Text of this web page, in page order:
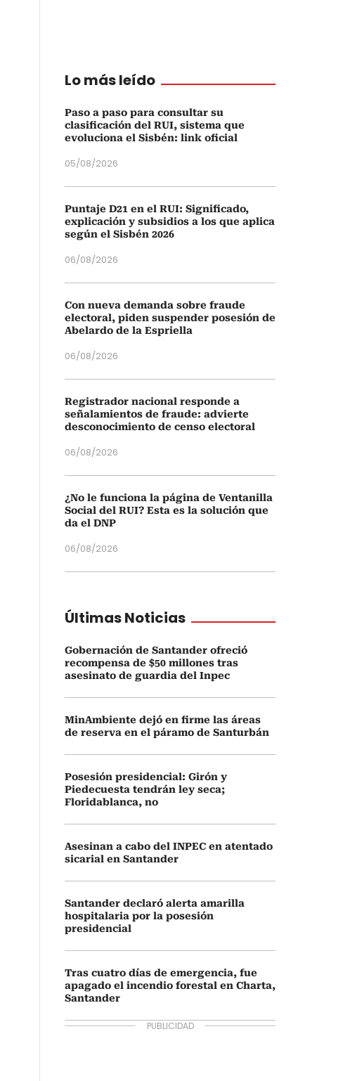
Lo más leído
Paso a paso para consultar su
clasificación del RUI, sistema que
evoluciona el Sisbén: link oficial
05/08/2026
Puntaje D21 en el RUI: Significado,
explicación y subsidios a los que aplica
según el Sisbén 2026
06/08/2026
Con nueva demanda sobre fraude
electoral, piden suspender posesión de
Abelardo de la Espriella
06/08/2026
Registrador nacional responde a
señalamientos de fraude: advierte
desconocimiento de censo electoral
06/08/2026
¿No le funciona la página de Ventanilla
Social del RUI? Esta es la solución que
da el DNP
06/08/2026
Últimas Noticias
Gobernación de Santander ofreció
recompensa de $50 millones tras
asesinato de guardia del Inpec
MinAmbiente dejó en firme las áreas
de reserva en el páramo de Santurbán
Posesión presidencial: Girón y
Piedecuesta tendrán ley seca;
Floridablanca, no
Asesinan a cabo del INPEC en atentado
sicarial en Santander
Santander declaró alerta amarilla
hospitalaria por la posesión
presidencial
Tras cuatro días de emergencia, fue
apagado el incendio forestal en Charta,
Santander